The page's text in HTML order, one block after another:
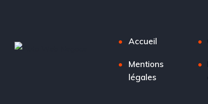
Accueil
Mentions
légales